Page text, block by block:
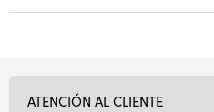
ATENCIÓN AL CLIENTE